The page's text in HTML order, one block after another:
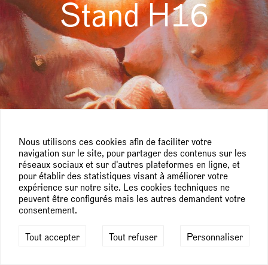
Nous utilisons ces cookies afin de faciliter votre
navigation sur le site, pour partager des contenus sur les
réseaux sociaux et sur d'autres plateformes en ligne, et
pour établir des statistiques visant à améliorer votre
expérience sur notre site. Les cookies techniques ne
peuvent être configurés mais les autres demandent votre
consentement.
Tout accepter Tout refuser Personnaliser
Stand H16